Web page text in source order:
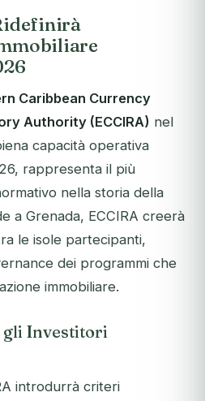
Caribbean Currency
Authority (ECCIRA) nel
capacità operativa
rappresenta il più
nella storia della
a Grenada, ECCIRA creerà
le isole partecipanti,
dei programmi che
immobiliare.
gli Investitori
introdurrà criteri